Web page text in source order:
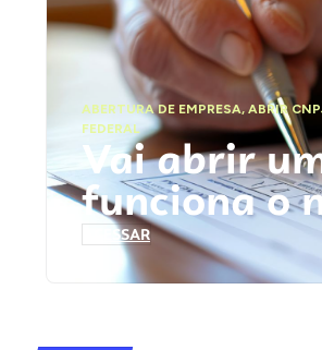
ABERTURA DE EMPRESA,ABRIR
FEDERAL
Vai abrir
funciona o
ACESSAR